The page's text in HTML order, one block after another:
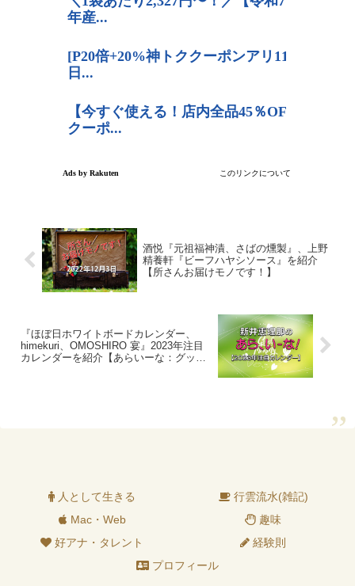
酒悦『元祖福神漬、さばの燻製』、上野
精養軒『ビーフハヤシソース』を紹介
【所さんお届けモノです！】
『ほぼ日ホワイトボードカレンダー、
himekuri、OMOSHIRO 宴』2023年注目
カレンダーを紹介【あらいーな：グッ
人として生きる
行雲流水(雑記)
Mac・Web
趣味
好アナ・タレント
経験則
プロフィール